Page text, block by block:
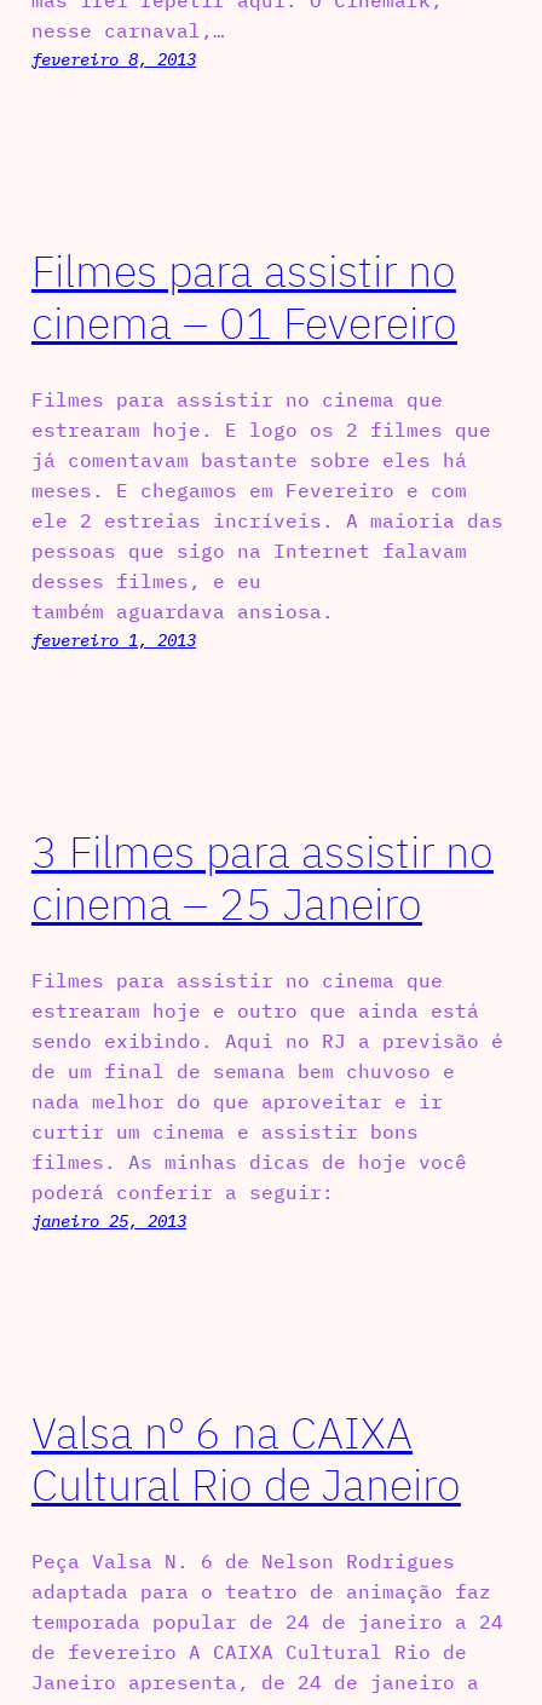
nesse carnaval,…
fevereiro 8, 2013
Filmes para assistir no
cinema – 01 Fevereiro
Filmes para assistir no cinema que
estrearam hoje. E logo os 2 filmes que
já comentavam bastante sobre eles há
meses. E chegamos em Fevereiro e com
ele 2 estreias incríveis. A maioria das
pessoas que sigo na Internet falavam
desses filmes, e eu
também aguardava ansiosa.
fevereiro 1, 2013
3 Filmes para assistir no
cinema – 25 Janeiro
Filmes para assistir no cinema que
estrearam hoje e outro que ainda está
sendo exibindo. Aqui no RJ a previsão é
de um final de semana bem chuvoso e
nada melhor do que aproveitar e ir
curtir um cinema e assistir bons
filmes. As minhas dicas de hoje você
poderá conferir a seguir:
janeiro 25, 2013
Valsa nº 6 na CAIXA
Cultural Rio de Janeiro
Peça Valsa N. 6 de Nelson Rodrigues
adaptada para o teatro de animação faz
temporada popular de 24 de janeiro a 24
de fevereiro A CAIXA Cultural Rio de
Janeiro apresenta, de 24 de janeiro a